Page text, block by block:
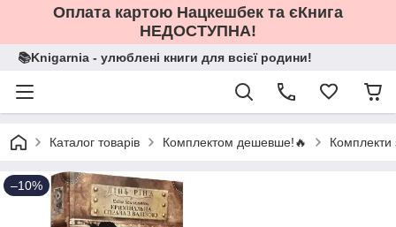
Оплата картою Нацкешбек та єКнига
НЕДОСТУПНА!
📚Knigarnia - улюблені книги для всієї родини!
Каталог товарів Комплектом дешевше!🔥 Комплекти
–10%